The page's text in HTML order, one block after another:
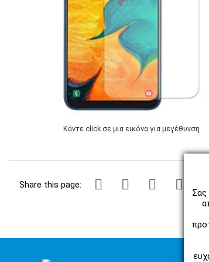
Σας
Κάντε click σε μια εικόνα για μεγέθυνση
Share this page: